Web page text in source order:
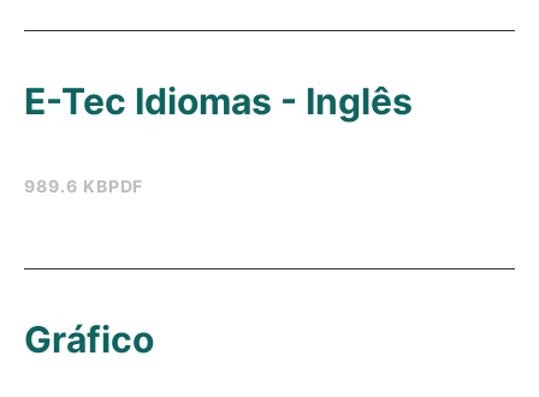
989.6 KBPDF
E-Tec Idiomas - Inglês
Gráfico